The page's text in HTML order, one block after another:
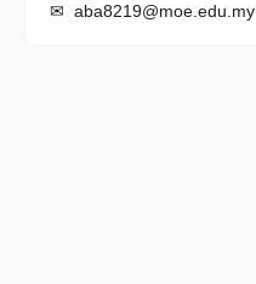
aba8219@moe.edu.my